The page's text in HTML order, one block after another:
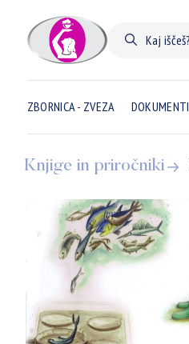
ZBORNICA - ZVEZA DOKUMENTI
Knjige in priročniki